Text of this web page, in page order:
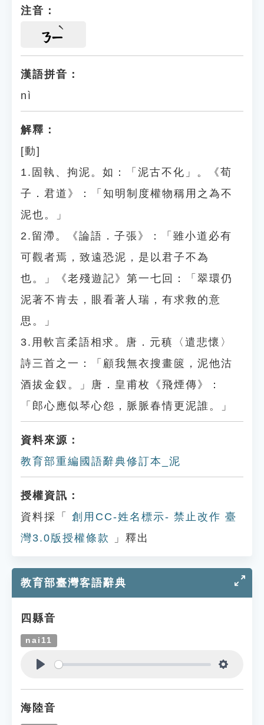
注音：
ㄋㄧ
漢語拼音：
nì
解釋：
[動]
1.固執、拘泥。如：「泥古不化」。《荀
子．君道》：「知明制度權物稱用之為不
泥也。」
2.留滯。《論語．子張》：「雖小道必有
可觀者焉，致遠恐泥，是以君子不為
也。」《老殘遊記》第一七回：「翠環仍
泥著不肯去，眼看著人瑞，有求救的意
思。」
3.用軟言柔語相求。唐．元稹〈遣悲懷〉
詩三首之一：「顧我無衣搜畫篋，泥他沽
酒拔金釵。」唐．皇甫枚《飛煙傳》：
「郎心應似琴心怨，脈脈春情更泥誰。」
資料來源：
教育部重編國語辭典修訂本_泥
授權資訊：
資料採「
創用CC-姓名標示- 禁止改作 臺
灣3.0版授權條款
」釋出
教育部臺灣客語辭典
四縣音
nai11
海陸音